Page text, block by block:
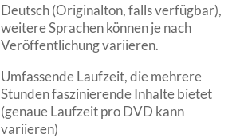
Deutsch (Originalton, falls verfügbar),
weitere Sprachen können je nach
Veröffentlichung variieren.
Umfassende Laufzeit, die mehrere
Stunden faszinierende Inhalte bietet
(genaue Laufzeit pro DVD kann
variieren)